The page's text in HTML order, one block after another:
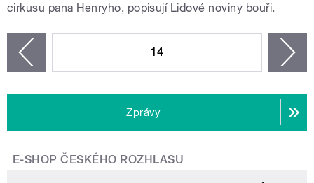
cirkusu pana Henryho, popisují Lidové noviny bouři.
14
Zprávy
E-SHOP ČESKÉHO ROZHLASU